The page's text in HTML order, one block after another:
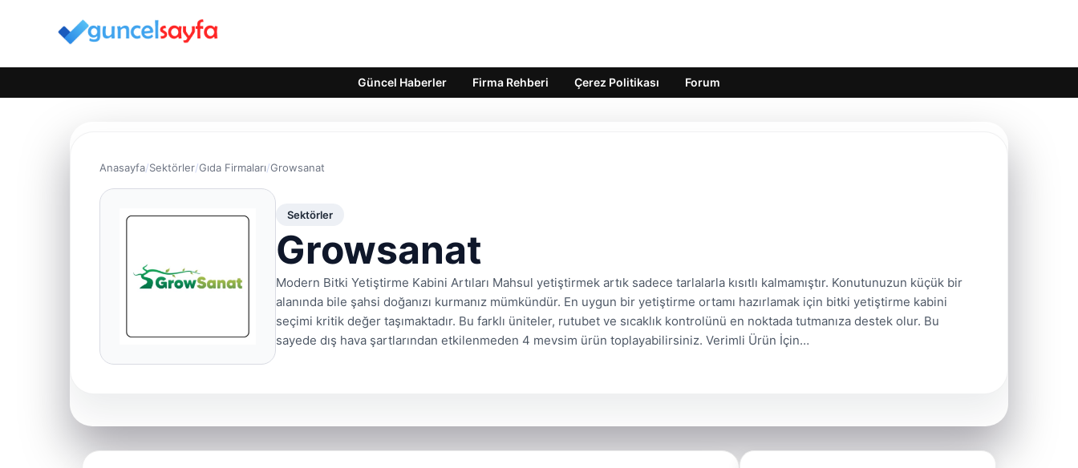
Güncel Haberler Firma Rehberi Çerez Politikası Forum
Anasayfa Sektörler Gıda Firmaları Growsanat
Sektörler
Growsanat
Modern Bitki Yetiştirme Kabini Artıları Mahsul yetiştirmek artık sadece tarlalarla kısıtlı kalmamıştır. Konutunuzun küçük bir
alanında bile şahsi doğanızı kurmanız mümkündür. En uygun bir yetiştirme ortamı hazırlamak için bitki yetiştirme kabini
seçimi kritik değer taşımaktadır. Bu farklı üniteler, rutubet ve sıcaklık kontrolünü en noktada tutmanıza destek olur. Bu
sayede dış hava şartlarından etkilenmeden 4 mevsim ürün toplayabilirsiniz. Verimli Ürün İçin…